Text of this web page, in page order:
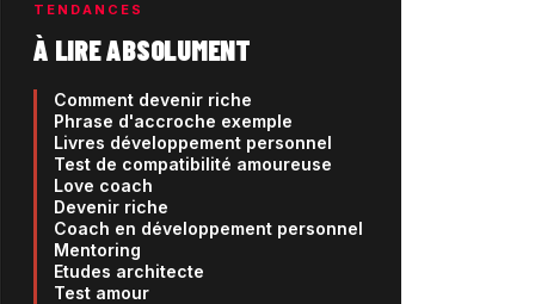
TENDANCES
À LIRE ABSOLUMENT
Comment devenir riche
Phrase d'accroche exemple
Livres développement personnel
Test de compatibilité amoureuse
Love coach
Devenir riche
Coach en développement personnel
Mentoring
Etudes architecte
Test amour